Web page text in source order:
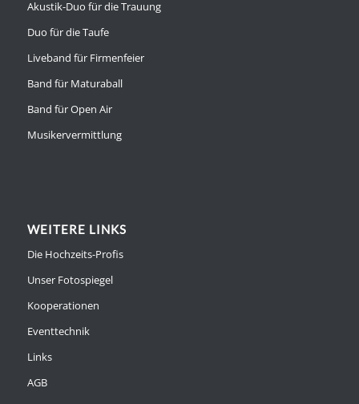
Akustik-Duo für die Trauung
Duo für die Taufe
Liveband für Firmenfeier
Band für Maturaball
Band für Open Air
Musikervermittlung
WEITERE LINKS
Die Hochzeits-Profis
Unser Fotospiegel
Kooperationen
Eventtechnik
Links
AGB